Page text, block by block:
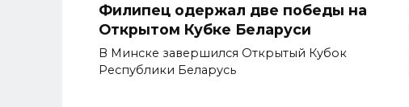
Филипец одержал две победы на
Открытом Кубке Беларуси
В Минске завершился Открытый Кубок
Республики Беларусь